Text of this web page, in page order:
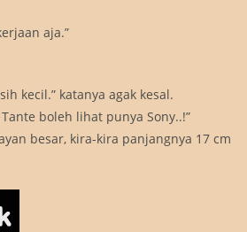
aja.”
kecil.” katanya agak kesal.
boleh lihat punya Sony..!”
besar, kira-kira panjangnya 17 cm